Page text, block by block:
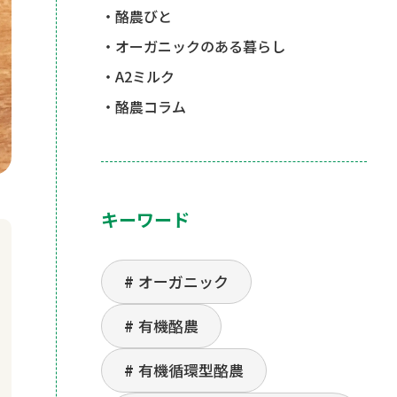
酪農びと
オーガニックのある暮らし
A2ミルク
酪農コラム
キーワード
オーガニック
有機酪農
有機循環型酪農